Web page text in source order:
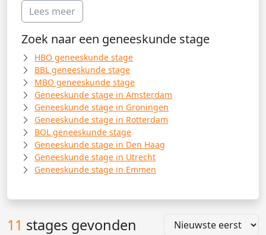
Lees meer
Zoek naar een geneeskunde stage
HBO geneeskunde stage
BBL geneeskunde stage
MBO geneeskunde stage
Geneeskunde stage in Amsterdam
Geneeskunde stage in Groningen
Geneeskunde stage in Rotterdam
BOL geneeskunde stage
Geneeskunde stage in Den Haag
Geneeskunde stage in Utrecht
Geneeskunde stage in Emmen
11 stages gevonden